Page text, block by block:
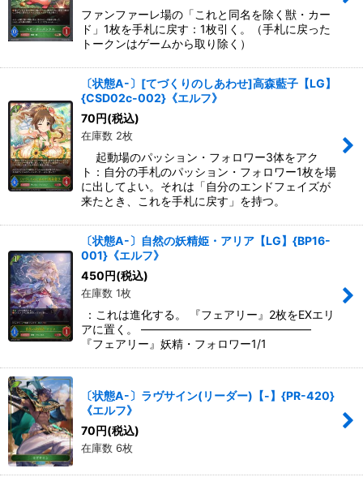
ファンファーレ場の「これと同名を除く獣・カー
ド」1枚を手札に戻す：1枚引く。（手札に戻った
トークンはゲームから取り除く）
〔状態A-〕[てづくりのしあわせ]高森藍子【LG】
{CSD02c-002}《エルフ》
70円(税込)
在庫数 2枚
起動場のパッション・フォロワー3体をアク
ト：自分の手札のパッション・フォロワー1枚を場
に出してよい。それは「自分のエンドフェイズが
来たとき、これを手札に戻す」を持つ。
〔状態A-〕自然の妖精姫・アリア【LG】{BP16-
001}《エルフ》
450円(税込)
在庫数 1枚
：これは進化する。 『フェアリー』2枚をEXエリ
アに置く。 ―――――――――――――――
『フェアリー』妖精・フォロワー1/1
〔状態A-〕ラヴサイン(リーダー)【-】{PR-420}
《エルフ》
70円(税込)
在庫数 6枚